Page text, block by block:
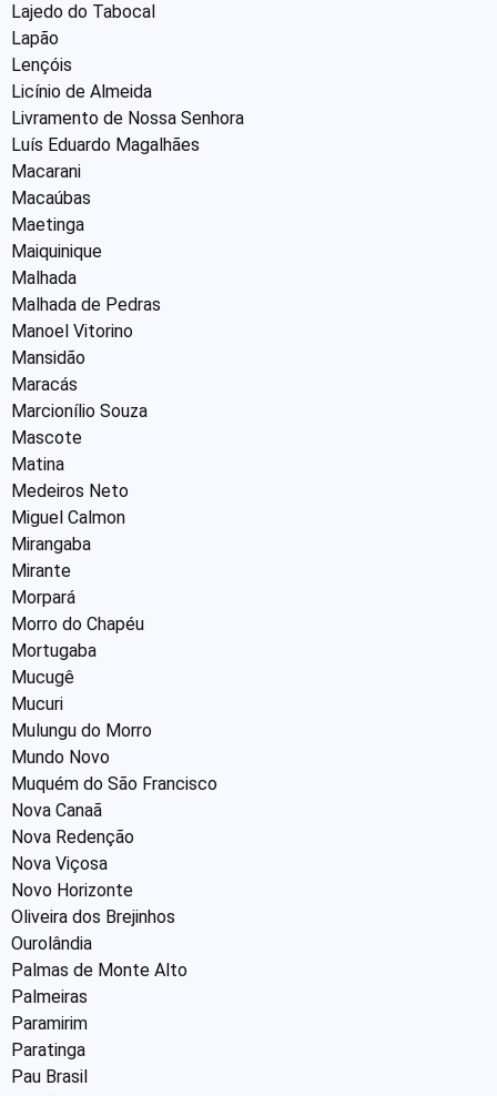
Lajedo do Tabocal
Lapão
Lençóis
Licínio de Almeida
Livramento de Nossa Senhora
Luís Eduardo Magalhães
Macarani
Macaúbas
Maetinga
Maiquinique
Malhada
Malhada de Pedras
Manoel Vitorino
Mansidão
Maracás
Marcionílio Souza
Mascote
Matina
Medeiros Neto
Miguel Calmon
Mirangaba
Mirante
Morpará
Morro do Chapéu
Mortugaba
Mucugê
Mucuri
Mulungu do Morro
Mundo Novo
Muquém do São Francisco
Nova Canaã
Nova Redenção
Nova Viçosa
Novo Horizonte
Oliveira dos Brejinhos
Ourolândia
Palmas de Monte Alto
Palmeiras
Paramirim
Paratinga
Pau Brasil